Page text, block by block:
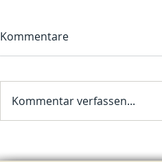
Kommentare
Kommentar verfassen...